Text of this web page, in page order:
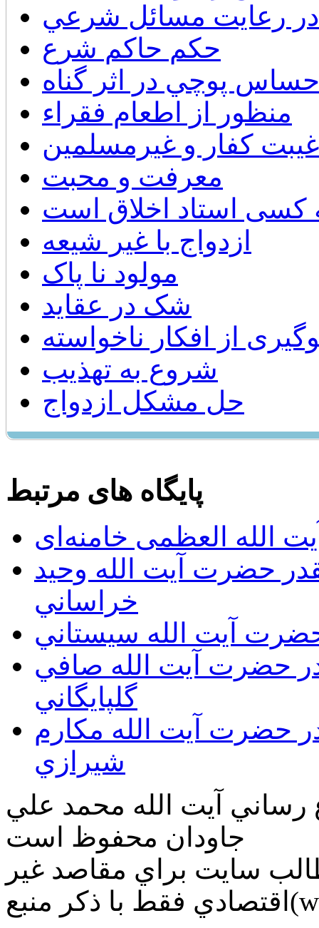
رعايت مسائل شرعي
حكم حاكم شرع
پوچي در اثر گناه
منظور از اطعام فقراء
غيبت كفار و غيرمسلمين
معرفت و محبت
کسی استاد اخلاق است
ازدواج با غیر شیعه
مولود نا پاک
شک در عقاید
از افکار ناخواسته
شروع به تهذيب
حل مشکل ازدواج
پایگاه های مرتبط
الله العظمی خامنه‌ای
حضرت آيت الله وحيد
خراساني
حضرت آيت الله سيستاني
حضرت آيت الله صافي
گلپايگاني
حضرت آيت الله مكارم
شيرازي
رساني آیت الله محمد علي
جاودان محفوظ است
سايت براي مقاصد غير